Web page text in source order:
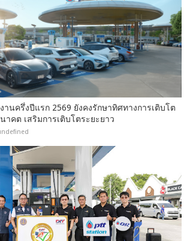
านครึ่งปีแรก 2569 ยังคงรักษาทิศทางการเติบโต
คต เสริมการเติบโตระยะยาว